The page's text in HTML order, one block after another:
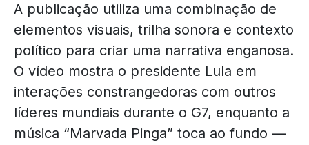
A publicação utiliza uma combinação de
elementos visuais, trilha sonora e contexto
político para criar uma narrativa enganosa.
O vídeo mostra o presidente Lula em
interações constrangedoras com outros
líderes mundiais durante o G7, enquanto a
música “Marvada Pinga” toca ao fundo —